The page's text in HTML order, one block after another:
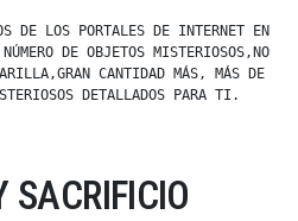
DE LOS PORTALES DE INTERNET EN
DE OBJETOS MISTERIOSOS,NO
CANTIDAD MÁS, MÁS DE
DETALLADOS PARA TI.
SACRIFICIO